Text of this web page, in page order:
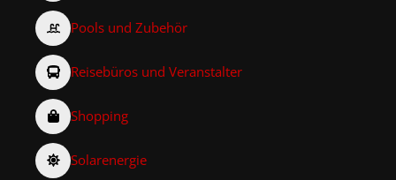
Pools und Zubehör
Reisebüros und Veranstalter
Shopping
Solarenergie